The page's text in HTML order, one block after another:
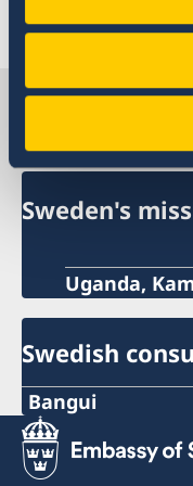
un accord de
Sweden in
Sweden's
Uganda,
Swedish
Bangui
Telephone:
+236-75510494